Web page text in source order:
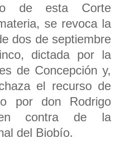
de esta Corte
se revoca la
dos de septiembre
dictada por la
de Concepción y,
el recurso de
por don Rodrigo
contra de la
del Biobío.